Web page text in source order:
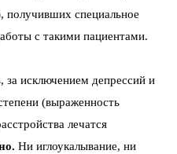
получивших специальное
с такими пациентами.
исключением депрессий и
(выраженность
лечатся
Ни иглоукалывание, ни